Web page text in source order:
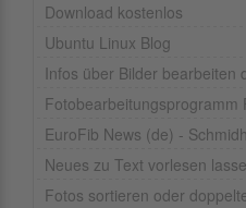
Download kostenlos
Ubuntu Linux Blog
Infos über Bilder bearbeiten
Fotobearbeitungsprogramm
EuroFib News (de) -
Neues zu Text vorlesen
Fotos sortieren oder